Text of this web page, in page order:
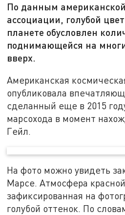
По данным
ассоциации, голубой
планете обусловлен
поднимающейся на
вверх.
Американская
опубликовала
сделанный еще в 2015
марсохода в момент
Гейл.
На фото можно увидеть
Марсе. Атмосфера
зафиксированная на
голубой оттенок. По